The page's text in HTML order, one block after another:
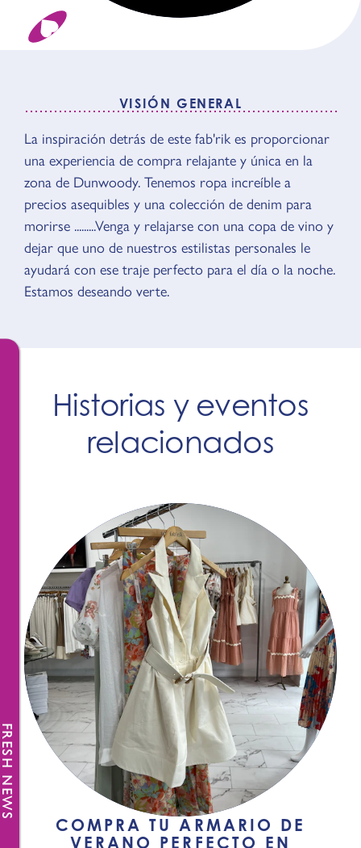
VISIÓN GENERAL
VISIÓN GENERAL
La inspiración detrás de este fab'rik es proporcionar
una experiencia de compra relajante y única en la
zona de Dunwoody. Tenemos ropa increíble a
precios asequibles y una colección de denim para
morirse .........Venga y relajarse con una copa de vino y
dejar que uno de nuestros estilistas personales le
ayudará con ese traje perfecto para el día o la noche.
Estamos deseando verte.
Historias y eventos
relacionados
COMPRA TU ARMARIO DE
VERANO PERFECTO EN
NEWS